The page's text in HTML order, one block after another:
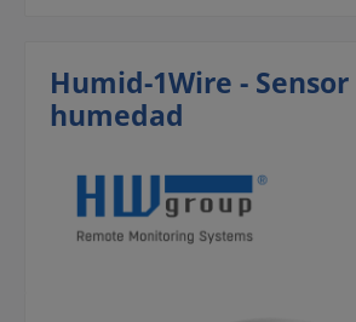
Humid-1Wire - Sensor
humedad